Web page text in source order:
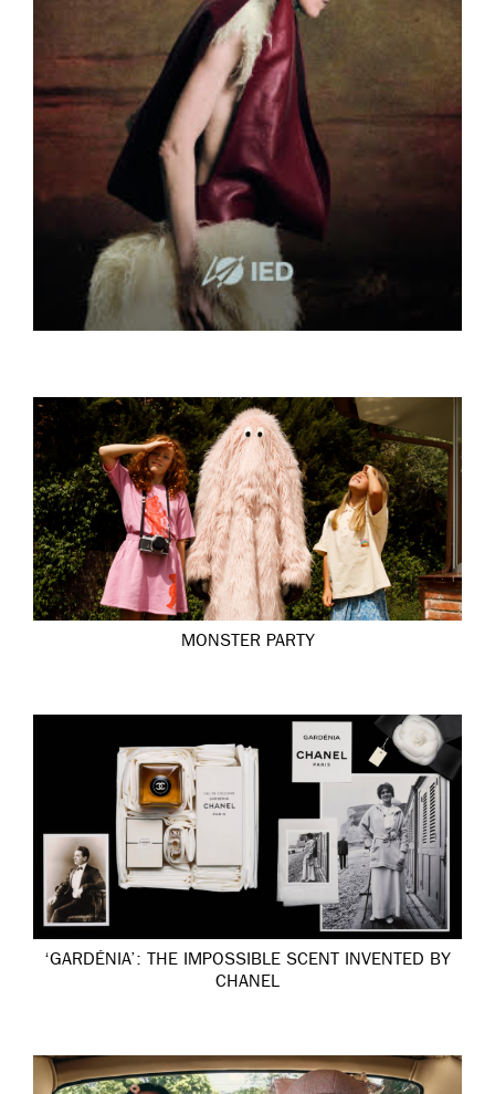
MONSTER PARTY
‘GARDÉNIA’: THE IMPOSSIBLE SCENT INVENTED BY
CHANEL